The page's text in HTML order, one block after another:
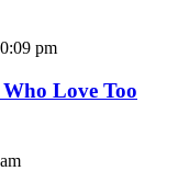
pm
Love Too